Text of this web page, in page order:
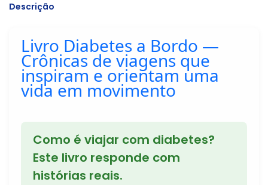
Descrição
Livro Diabetes a Bordo —
Crônicas de viagens que
inspiram e orientam uma
vida em movimento
Como é viajar com diabetes?
Este livro responde com
histórias reais.